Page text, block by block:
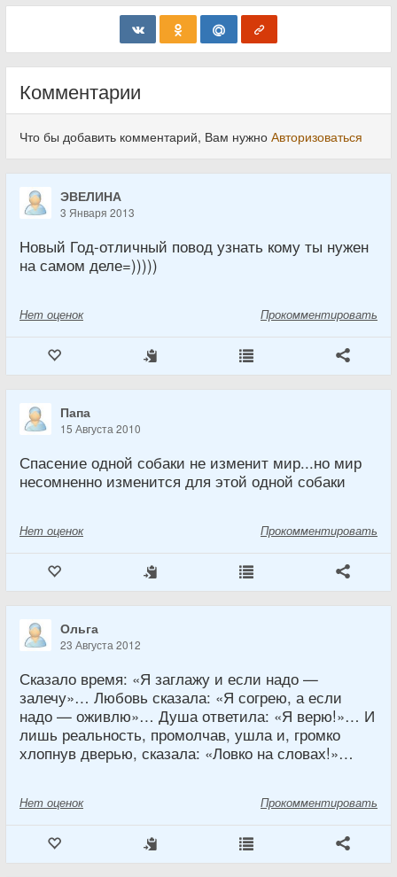
Комментарии
Что бы добавить комментарий, Вам нужно Авторизоваться
ЭВЕЛИНА
3 Января 2013
Новый Год-отличный повод узнать кому ты нужен
на самом деле=)))))
Нет оценок Прокомментировать
Папа
15 Августа 2010
Спасение одной собаки не изменит мир...но мир
несомненно изменится для этой одной собаки
Нет оценок Прокомментировать
Ольга
23 Августа 2012
Сказало время: «Я заглажу и если надо —
залечу»… Любовь сказала: «Я согрею, а если
надо — оживлю»… Душа ответила: «Я верю!»… И
лишь реальность, промолчав, ушла и, громко
хлопнув дверью, сказала: «Ловко на словах!»…
Нет оценок Прокомментировать